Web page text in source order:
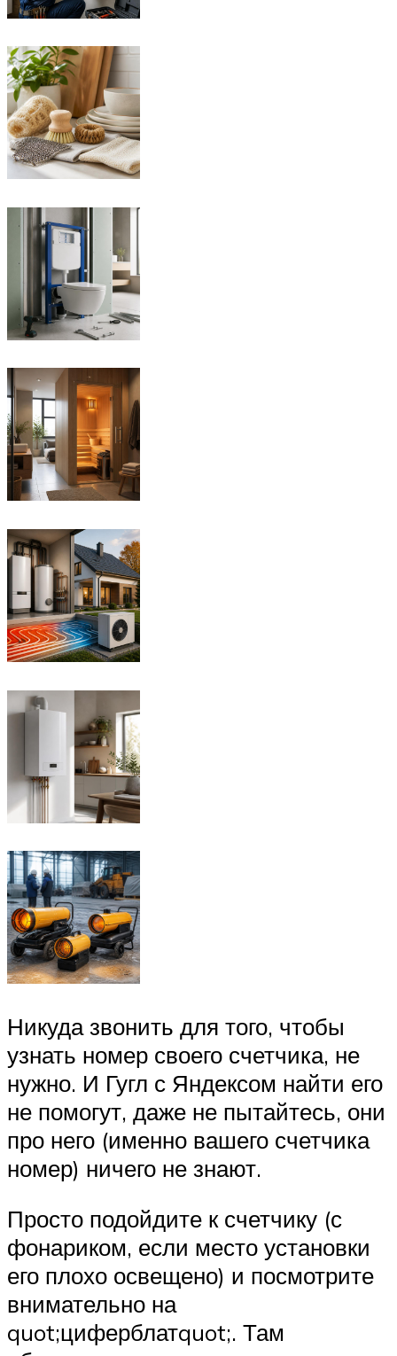
Никуда звонить для того, чтобы
узнать номер своего счетчика, не
нужно. И Гугл с Яндексом найти его
не помогут, даже не пытайтесь, они
про него (именно вашего счетчика
номер) ничего не знают.
Просто подойдите к счетчику (с
фонариком, если место установки
его плохо освещено) и посмотрите
внимательно на
quot;циферблатquot;. Там